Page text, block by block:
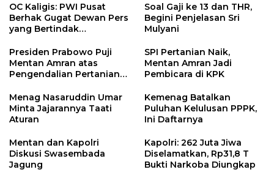
OC Kaligis: PWI Pusat
Berhak Gugat Dewan Pers
yang Bertindak
Soal Gaji ke 13 dan THR,
Begini Penjelasan Sri
Mulyani
Presiden Prabowo Puji
Mentan Amran atas
Pengendalian Pertanian
SPI Pertanian Naik,
Mentan Amran Jadi
Pembicara di KPK
Menag Nasaruddin Umar
Minta Jajarannya Taati
Aturan
Kemenag Batalkan
Puluhan Kelulusan PPPK,
Ini Daftarnya
Mentan dan Kapolri
Diskusi Swasembada
Jagung
Kapolri: 262 Juta Jiwa
Diselamatkan, Rp31,8 T
Bukti Narkoba Diungkap